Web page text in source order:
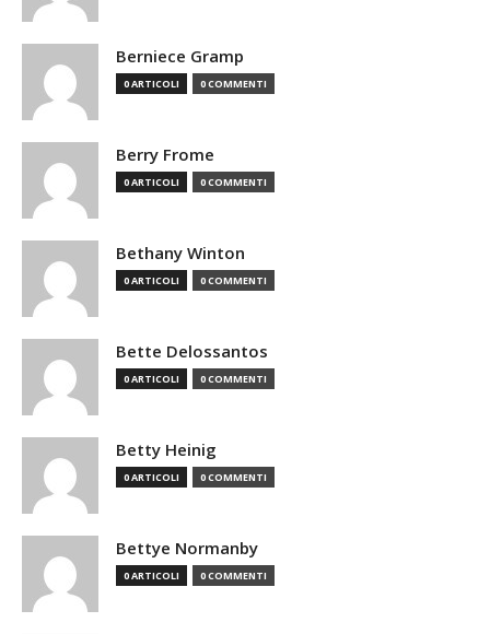
Berniece Gramp
0 ARTICOLI 0 COMMENTI
Berry Frome
0 ARTICOLI 0 COMMENTI
Bethany Winton
0 ARTICOLI 0 COMMENTI
Bette Delossantos
0 ARTICOLI 0 COMMENTI
Betty Heinig
0 ARTICOLI 0 COMMENTI
Bettye Normanby
0 ARTICOLI 0 COMMENTI